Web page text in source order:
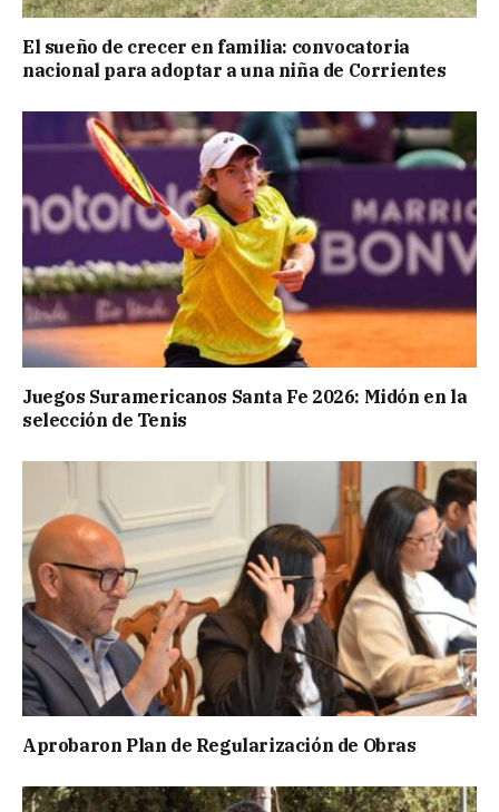
El sueño de crecer en familia: convocatoria
nacional para adoptar a una niña de Corrientes
Juegos Suramericanos Santa Fe 2026: Midón en la
selección de Tenis
Aprobaron Plan de Regularización de Obras